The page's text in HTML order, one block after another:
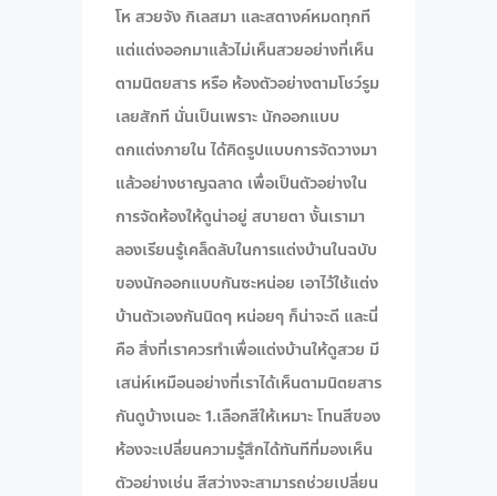
โห สวยจัง กิเลสมา และสตางค์หมดทุกที
แต่แต่งออกมาแล้วไม่เห็นสวยอย่างที่เห็น
ตามนิตยสาร หรือ ห้องตัวอย่างตามโชว์รูม
เลยสักที นั่นเป็นเพราะ นักออกแบบ
ตกแต่งภายใน ได้คิดรูปแบบการจัดวางมา
แล้วอย่างชาญฉลาด เพื่อเป็นตัวอย่างใน
การจัดห้องให้ดูน่าอยู่ สบายตา งั้นเรามา
ลองเรียนรู้เคล็ดลับในการแต่งบ้านในฉบับ
ของนักออกแบบกันซะหน่อย เอาไว้ใช้แต่ง
บ้านตัวเองกันนิดๆ หน่อยๆ ก็น่าจะดี และนี่
คือ สิ่งที่เราควรทำเพื่อแต่งบ้านให้ดูสวย มี
เสน่ห์เหมือนอย่างที่เราได้เห็นตามนิตยสาร
กันดูบ้างเนอะ 1.เลือกสีให้เหมาะ โทนสีของ
ห้องจะเปลี่ยนความรู้สึกได้ทันทีที่มองเห็น
ตัวอย่างเช่น สีสว่างจะสามารถช่วยเปลี่ยน